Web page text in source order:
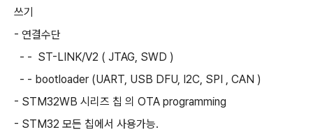
쓰기
- 연결수단
- - ST-LINK/V2 ( JTAG, SWD )
- - bootloader (UART, USB DFU, I2C, SPI , CAN )
- STM32WB 시리즈 칩 의 OTA programming
- STM32 모든 칩에서 사용가능.